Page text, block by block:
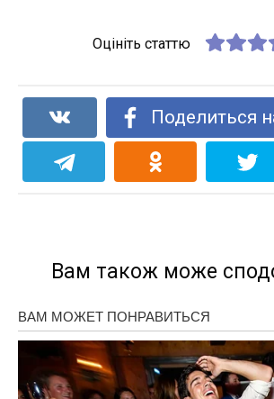
Оцініть статтю
Поделиться
Вам також може